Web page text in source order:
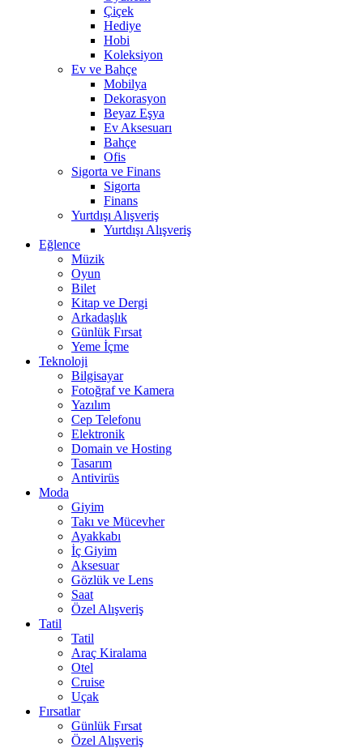
Çiçek
Hediye
Hobi
Koleksiyon
Ev ve Bahçe
Mobilya
Dekorasyon
Beyaz Eşya
Ev Aksesuarı
Bahçe
Ofis
Sigorta ve Finans
Sigorta
Finans
Yurtdışı Alışveriş
Yurtdışı Alışveriş
Eğlence
Müzik
Oyun
Bilet
Kitap ve Dergi
Arkadaşlık
Günlük Fırsat
Yeme İçme
Teknoloji
Bilgisayar
Fotoğraf ve Kamera
Yazılım
Cep Telefonu
Elektronik
Domain ve Hosting
Tasarım
Antivirüs
Moda
Giyim
Takı ve Mücevher
Ayakkabı
İç Giyim
Aksesuar
Gözlük ve Lens
Saat
Özel Alışveriş
Tatil
Tatil
Araç Kiralama
Otel
Cruise
Uçak
Fırsatlar
Günlük Fırsat
Özel Alışveriş